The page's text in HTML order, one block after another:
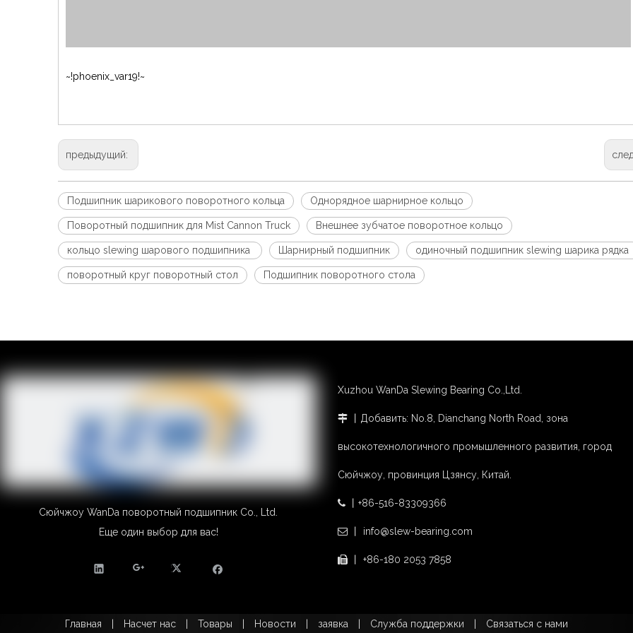
~!phoenix_var19!~
предыдущий:
Подшипник шарикового поворотного кольца Однорядное шарнирное кольцо
Поворотный подшипник для Mist Cannon Truck Внешнее зубчатое поворотное кольцо
кольцо slewing шарового подшипника Шарнирный подшипник одиночный подшипник slewing шарика рядка
поворотный круг поворотный стол Подшипник поворотного стола
Сюйчжоу WanDa поворотный подшипник Co., Ltd.
Еще один выбор для вас!
Xuzhou WanDa Slewing Bearing Co.,Ltd.
 丨Добавить: No.8, Dianchang North Road, зона
высокотехнологичного промышленного развития, город
Сюйчжоу, провинция Цзянсу, Китай.
 丨+86-516-83309366
 丨 info@slew-bearing.com
 丨 +86-180 2053 7858
Главная Насчет нас Товары Новости заявка Служба поддержки Связаться с нами